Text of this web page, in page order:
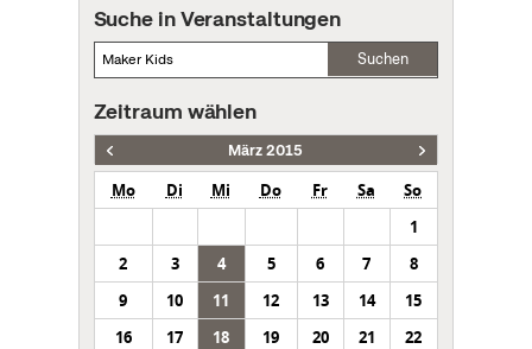
Suche in Veranstaltungen
Suchen
Zeitraum wählen
März 2015
Mo Di Mi Do Fr Sa
So
1
2
3 4 5 6 7
8
9
10 11 12 13 14
15
16
17 18 19 20 21
22